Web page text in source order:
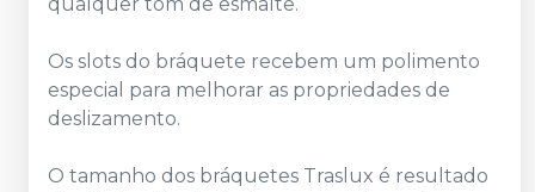
Os slots do bráquete recebem um polimento
especial para melhorar as propriedades de
deslizamento.
O tamanho dos bráquetes Traslux é resultado